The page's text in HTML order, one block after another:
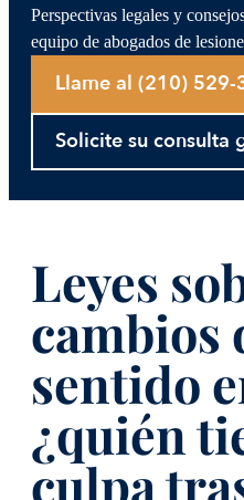
Perspectivas legales y
equipo de abogados de
Llame al (210) 529-
Solicite su consulta
Leyes
cambios
sentido
¿quién
culpa